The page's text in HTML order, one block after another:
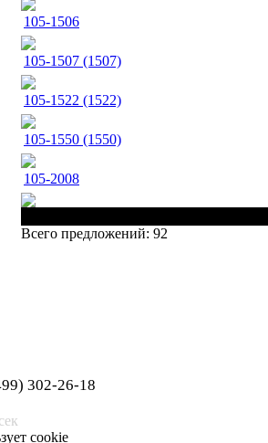
105-1506
105-1507 (1507)
105-1522 (1522)
105-1550 (1550)
105-2008
Всего предложений: 92
302-26-18
cookie